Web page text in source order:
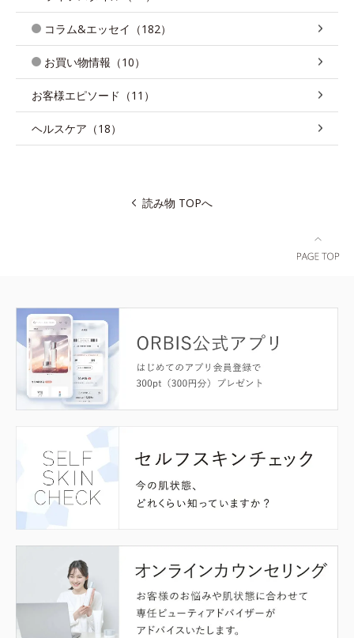
コラム&エッセイ（182）
お買い物情報（10）
お客様エピソード（11）
ヘルスケア（18）
読み物 TOPへ